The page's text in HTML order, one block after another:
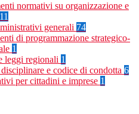
normativi su organizzazione e
11
generali 74
di programmazione strategico-
1
leggi regionali 1
e codice di condotta 6
per cittadini e imprese 1